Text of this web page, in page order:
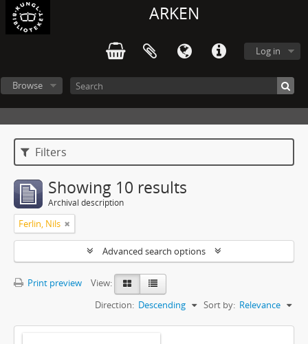
ARKEN
Log in
Browse
Filters
Showing 10 results
Archival description
Ferlin, Nils
Advanced search options
Print preview
View:
Sort by: Relevance
Direction: Descending